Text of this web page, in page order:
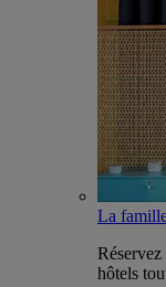
La
Réservez
hôtels